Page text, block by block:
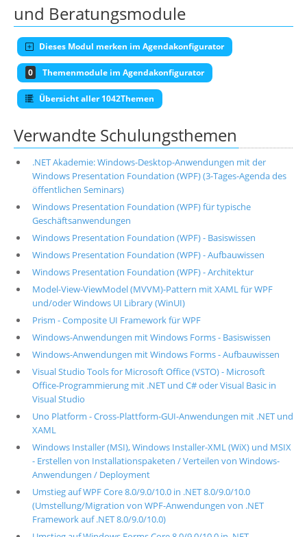
und Beratungsmodule
Dieses Modul merken im Agendakonfigurator
0 Themenmodule im Agendakonfigurator
Übersicht aller 1042Themen
Verwandte Schulungsthemen
.NET Akademie: Windows-Desktop-Anwendungen mit der
Windows Presentation Foundation (WPF) (3-Tages-Agenda des
öffentlichen Seminars)
Windows Presentation Foundation (WPF) für typische
Geschäftsanwendungen
Windows Presentation Foundation (WPF) - Basiswissen
Windows Presentation Foundation (WPF) - Aufbauwissen
Windows Presentation Foundation (WPF) - Architektur
Model-View-ViewModel (MVVM)-Pattern mit XAML für WPF
und/oder Windows UI Library (WinUI)
Prism - Composite UI Framework für WPF
Windows-Anwendungen mit Windows Forms - Basiswissen
Windows-Anwendungen mit Windows Forms - Aufbauwissen
Visual Studio Tools for Microsoft Office (VSTO) - Microsoft
Office-Programmierung mit .NET und C# oder Visual Basic in
Visual Studio
Uno Platform - Cross-Plattform-GUI-Anwendungen mit .NET und
XAML
Windows Installer (MSI), Windows Installer-XML (WiX) und MSIX
- Erstellen von Installationspaketen / Verteilen von Windows-
Anwendungen / Deployment
Umstieg auf WPF Core 8.0/9.0/10.0 in .NET 8.0/9.0/10.0
(Umstellung/Migration von WPF-Anwendungen von .NET
Framework auf .NET 8.0/9.0/10.0)